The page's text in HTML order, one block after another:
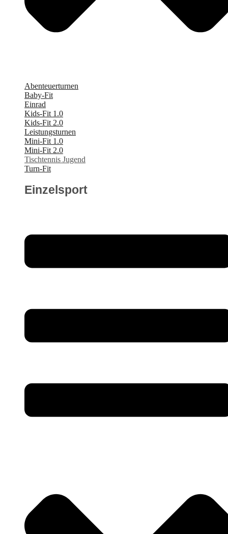
Abenteuerturnen
Baby-Fit
Einrad
Kids-Fit 1.0
Kids-Fit 2.0
Leistungsturnen
Mini-Fit 1.0
Mini-Fit 2.0
Tischtennis Jugend
Turn-Fit
Einzelsport